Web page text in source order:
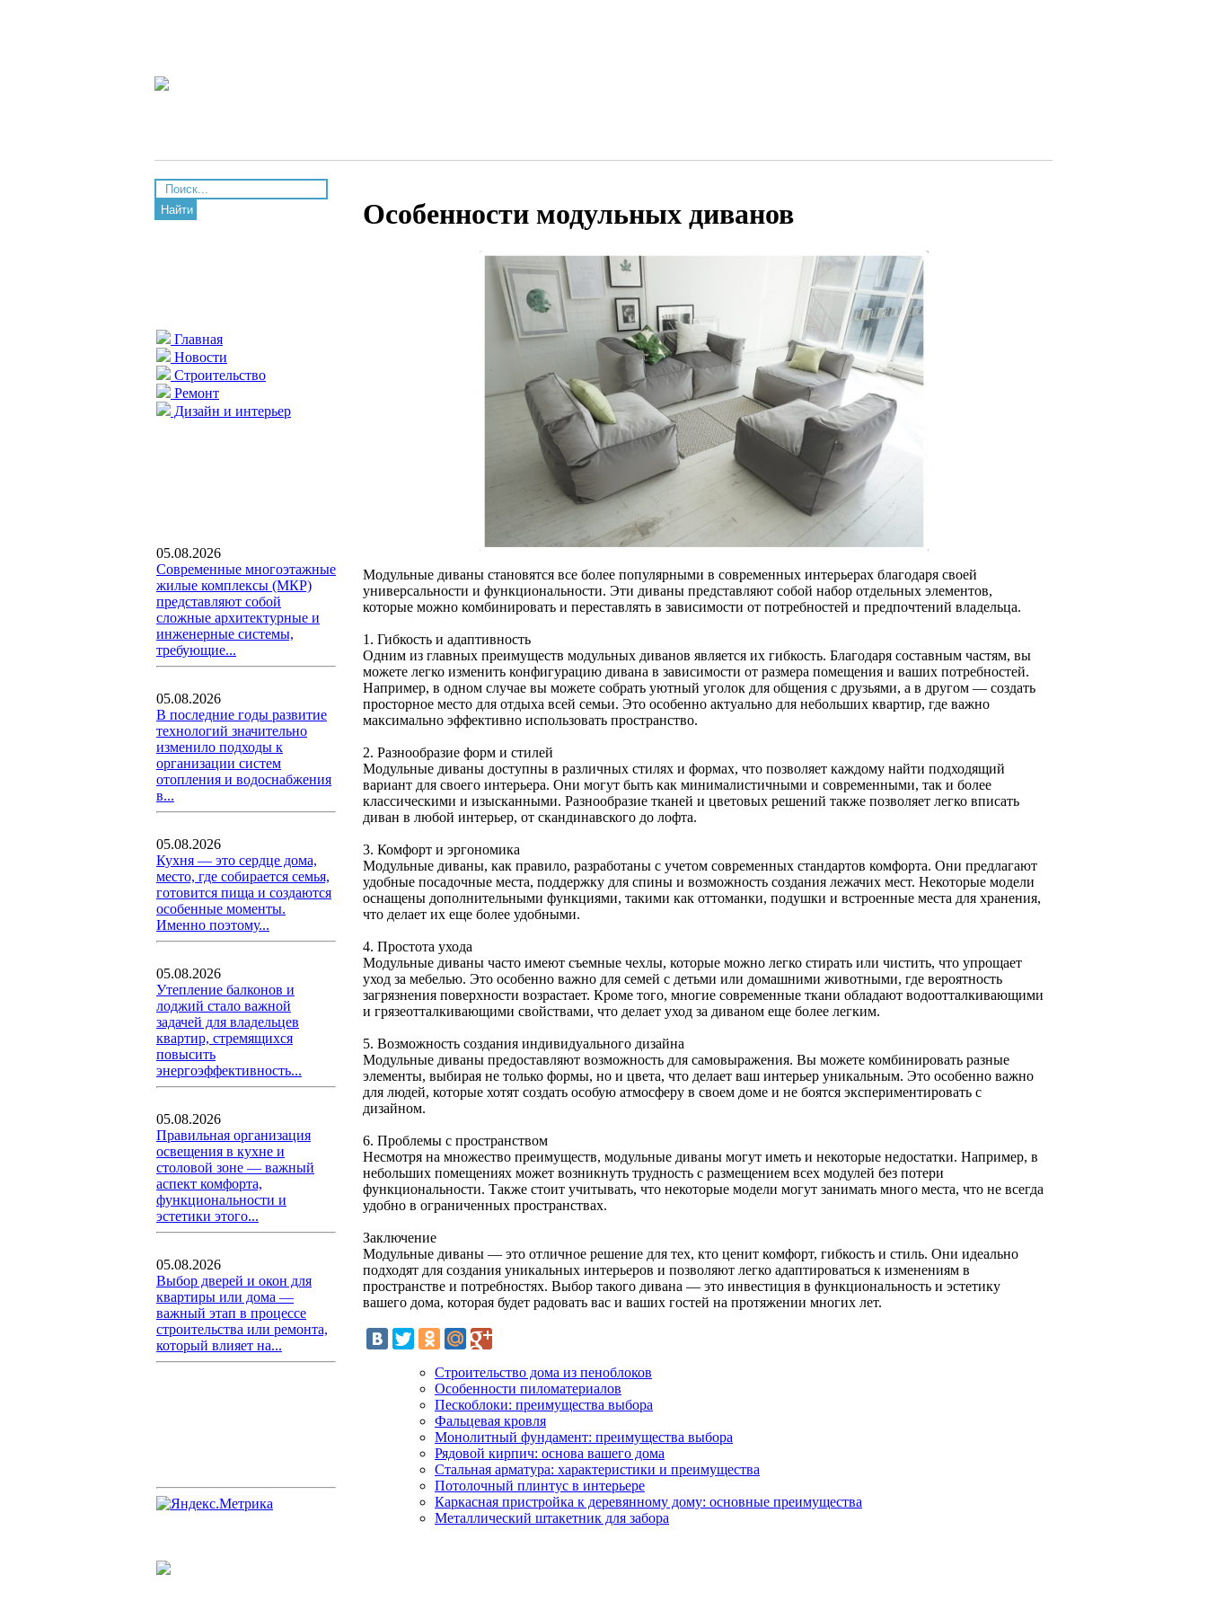
Найти
Главная
Новости
Строительство
Ремонт
Дизайн и интерьер
05.08.2026
Современные многоэтажные
жилые комплексы (МКР)
представляют собой
сложные архитектурные и
инженерные системы,
требующие...
05.08.2026
В последние годы развитие
технологий значительно
изменило подходы к
организации систем
отопления и водоснабжения
в...
05.08.2026
Кухня — это сердце дома,
место, где собирается семья,
готовится пища и создаются
особенные моменты.
Именно поэтому...
05.08.2026
Утепление балконов и
лоджий стало важной
задачей для владельцев
квартир, стремящихся
повысить
энергоэффективность...
05.08.2026
Правильная организация
освещения в кухне и
столовой зоне — важный
аспект комфорта,
функциональности и
эстетики этого...
05.08.2026
Выбор дверей и окон для
квартиры или дома —
важный этап в процессе
строительства или ремонта,
который влияет на...
Особенности модульных диванов
Модульные диваны становятся все более популярными в современных интерьерах благодаря своей
универсальности и функциональности. Эти диваны представляют собой набор отдельных элементов,
которые можно комбинировать и переставлять в зависимости от потребностей и предпочтений владельца.
1. Гибкость и адаптивность
Одним из главных преимуществ модульных диванов является их гибкость. Благодаря составным частям, вы
можете легко изменить конфигурацию дивана в зависимости от размера помещения и ваших потребностей.
Например, в одном случае вы можете собрать уютный уголок для общения с друзьями, а в другом — создать
просторное место для отдыха всей семьи. Это особенно актуально для небольших квартир, где важно
максимально эффективно использовать пространство.
2. Разнообразие форм и стилей
Модульные диваны доступны в различных стилях и формах, что позволяет каждому найти подходящий
вариант для своего интерьера. Они могут быть как минималистичными и современными, так и более
классическими и изысканными. Разнообразие тканей и цветовых решений также позволяет легко вписать
диван в любой интерьер, от скандинавского до лофта.
3. Комфорт и эргономика
Модульные диваны, как правило, разработаны с учетом современных стандартов комфорта. Они предлагают
удобные посадочные места, поддержку для спины и возможность создания лежачих мест. Некоторые модели
оснащены дополнительными функциями, такими как оттоманки, подушки и встроенные места для хранения,
что делает их еще более удобными.
4. Простота ухода
Модульные диваны часто имеют съемные чехлы, которые можно легко стирать или чистить, что упрощает
уход за мебелью. Это особенно важно для семей с детьми или домашними животными, где вероятность
загрязнения поверхности возрастает. Кроме того, многие современные ткани обладают водоотталкивающими
и грязеотталкивающими свойствами, что делает уход за диваном еще более легким.
5. Возможность создания индивидуального дизайна
Модульные диваны предоставляют возможность для самовыражения. Вы можете комбинировать разные
элементы, выбирая не только формы, но и цвета, что делает ваш интерьер уникальным. Это особенно важно
для людей, которые хотят создать особую атмосферу в своем доме и не боятся экспериментировать с
дизайном.
6. Проблемы с пространством
Несмотря на множество преимуществ, модульные диваны могут иметь и некоторые недостатки. Например, в
небольших помещениях может возникнуть трудность с размещением всех модулей без потери
функциональности. Также стоит учитывать, что некоторые модели могут занимать много места, что не всегда
удобно в ограниченных пространствах.
Заключение
Модульные диваны — это отличное решение для тех, кто ценит комфорт, гибкость и стиль. Они идеально
подходят для создания уникальных интерьеров и позволяют легко адаптироваться к изменениям в
пространстве и потребностях. Выбор такого дивана — это инвестиция в функциональность и эстетику
вашего дома, которая будет радовать вас и ваших гостей на протяжении многих лет.
Строительство дома из пеноблоков
Особенности пиломатериалов
Пескоблоки: преимущества выбора
Фальцевая кровля
Монолитный фундамент: преимущества выбора
Рядовой кирпич: основа вашего дома
Стальная арматура: характеристики и преимущества
Потолочный плинтус в интерьере
Каркасная пристройка к деревянному дому: основные преимущества
Металлический штакетник для забора